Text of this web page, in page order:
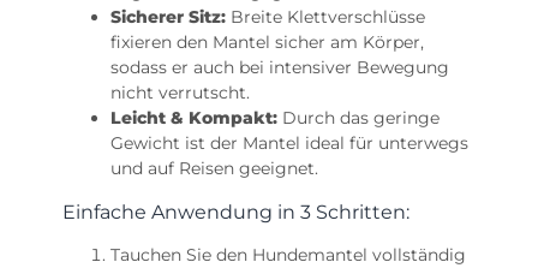
Sicherer Sitz: Breite Klettverschlüsse
fixieren den Mantel sicher am Körper,
sodass er auch bei intensiver Bewegung
nicht verrutscht.
Leicht & Kompakt: Durch das geringe
Gewicht ist der Mantel ideal für unterwegs
und auf Reisen geeignet.
Einfache Anwendung in 3 Schritten:
Tauchen Sie den Hundemantel vollständig